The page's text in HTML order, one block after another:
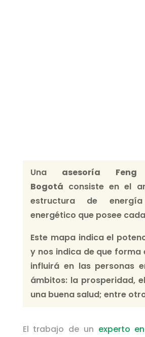
Una asesoría Feng
Bogotá consiste en el
estructura de
energético que posee
Este mapa indica el
y nos indica de que forma
influirá en las personas
ámbitos: la prosperidad,
una buena salud; entre
El trabajo de un experto